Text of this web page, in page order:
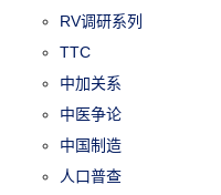
RV调研系列
TTC
中加关系
中医争论
中国制造
人口普查